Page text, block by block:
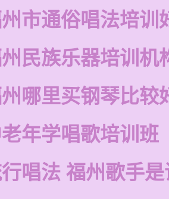
市通俗唱法培训
民族乐器培训机
哪里买钢琴比较
年学唱歌培训班
唱法 福州歌手是